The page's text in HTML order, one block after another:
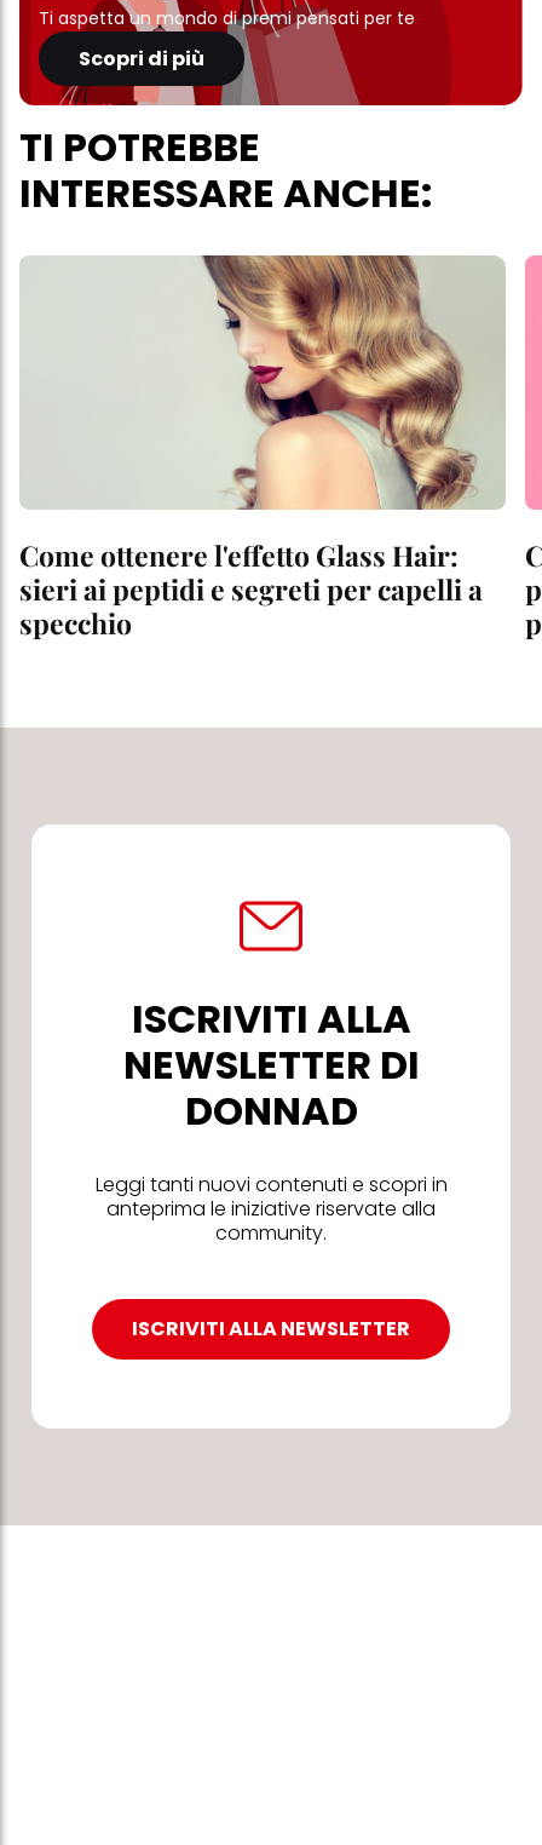
Ti aspetta un mondo di premi pensati per te
Scopri di più
TI POTREBBE
INTERESSARE ANCHE:
Come ottenere l'effetto Glass Hair:
sieri ai peptidi e segreti per capelli a
specchio
ISCRIVITI ALLA
NEWSLETTER DI
DONNAD
Leggi tanti nuovi contenuti e scopri in
anteprima le iniziative riservate alla
community.
ISCRIVITI ALLA NEWSLETTER